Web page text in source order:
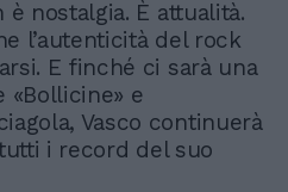
è nostalgia. È attualità.
l’autenticità del rock
E finché ci sarà una
«Bollicine» e
Vasco continuerà
i record del suo